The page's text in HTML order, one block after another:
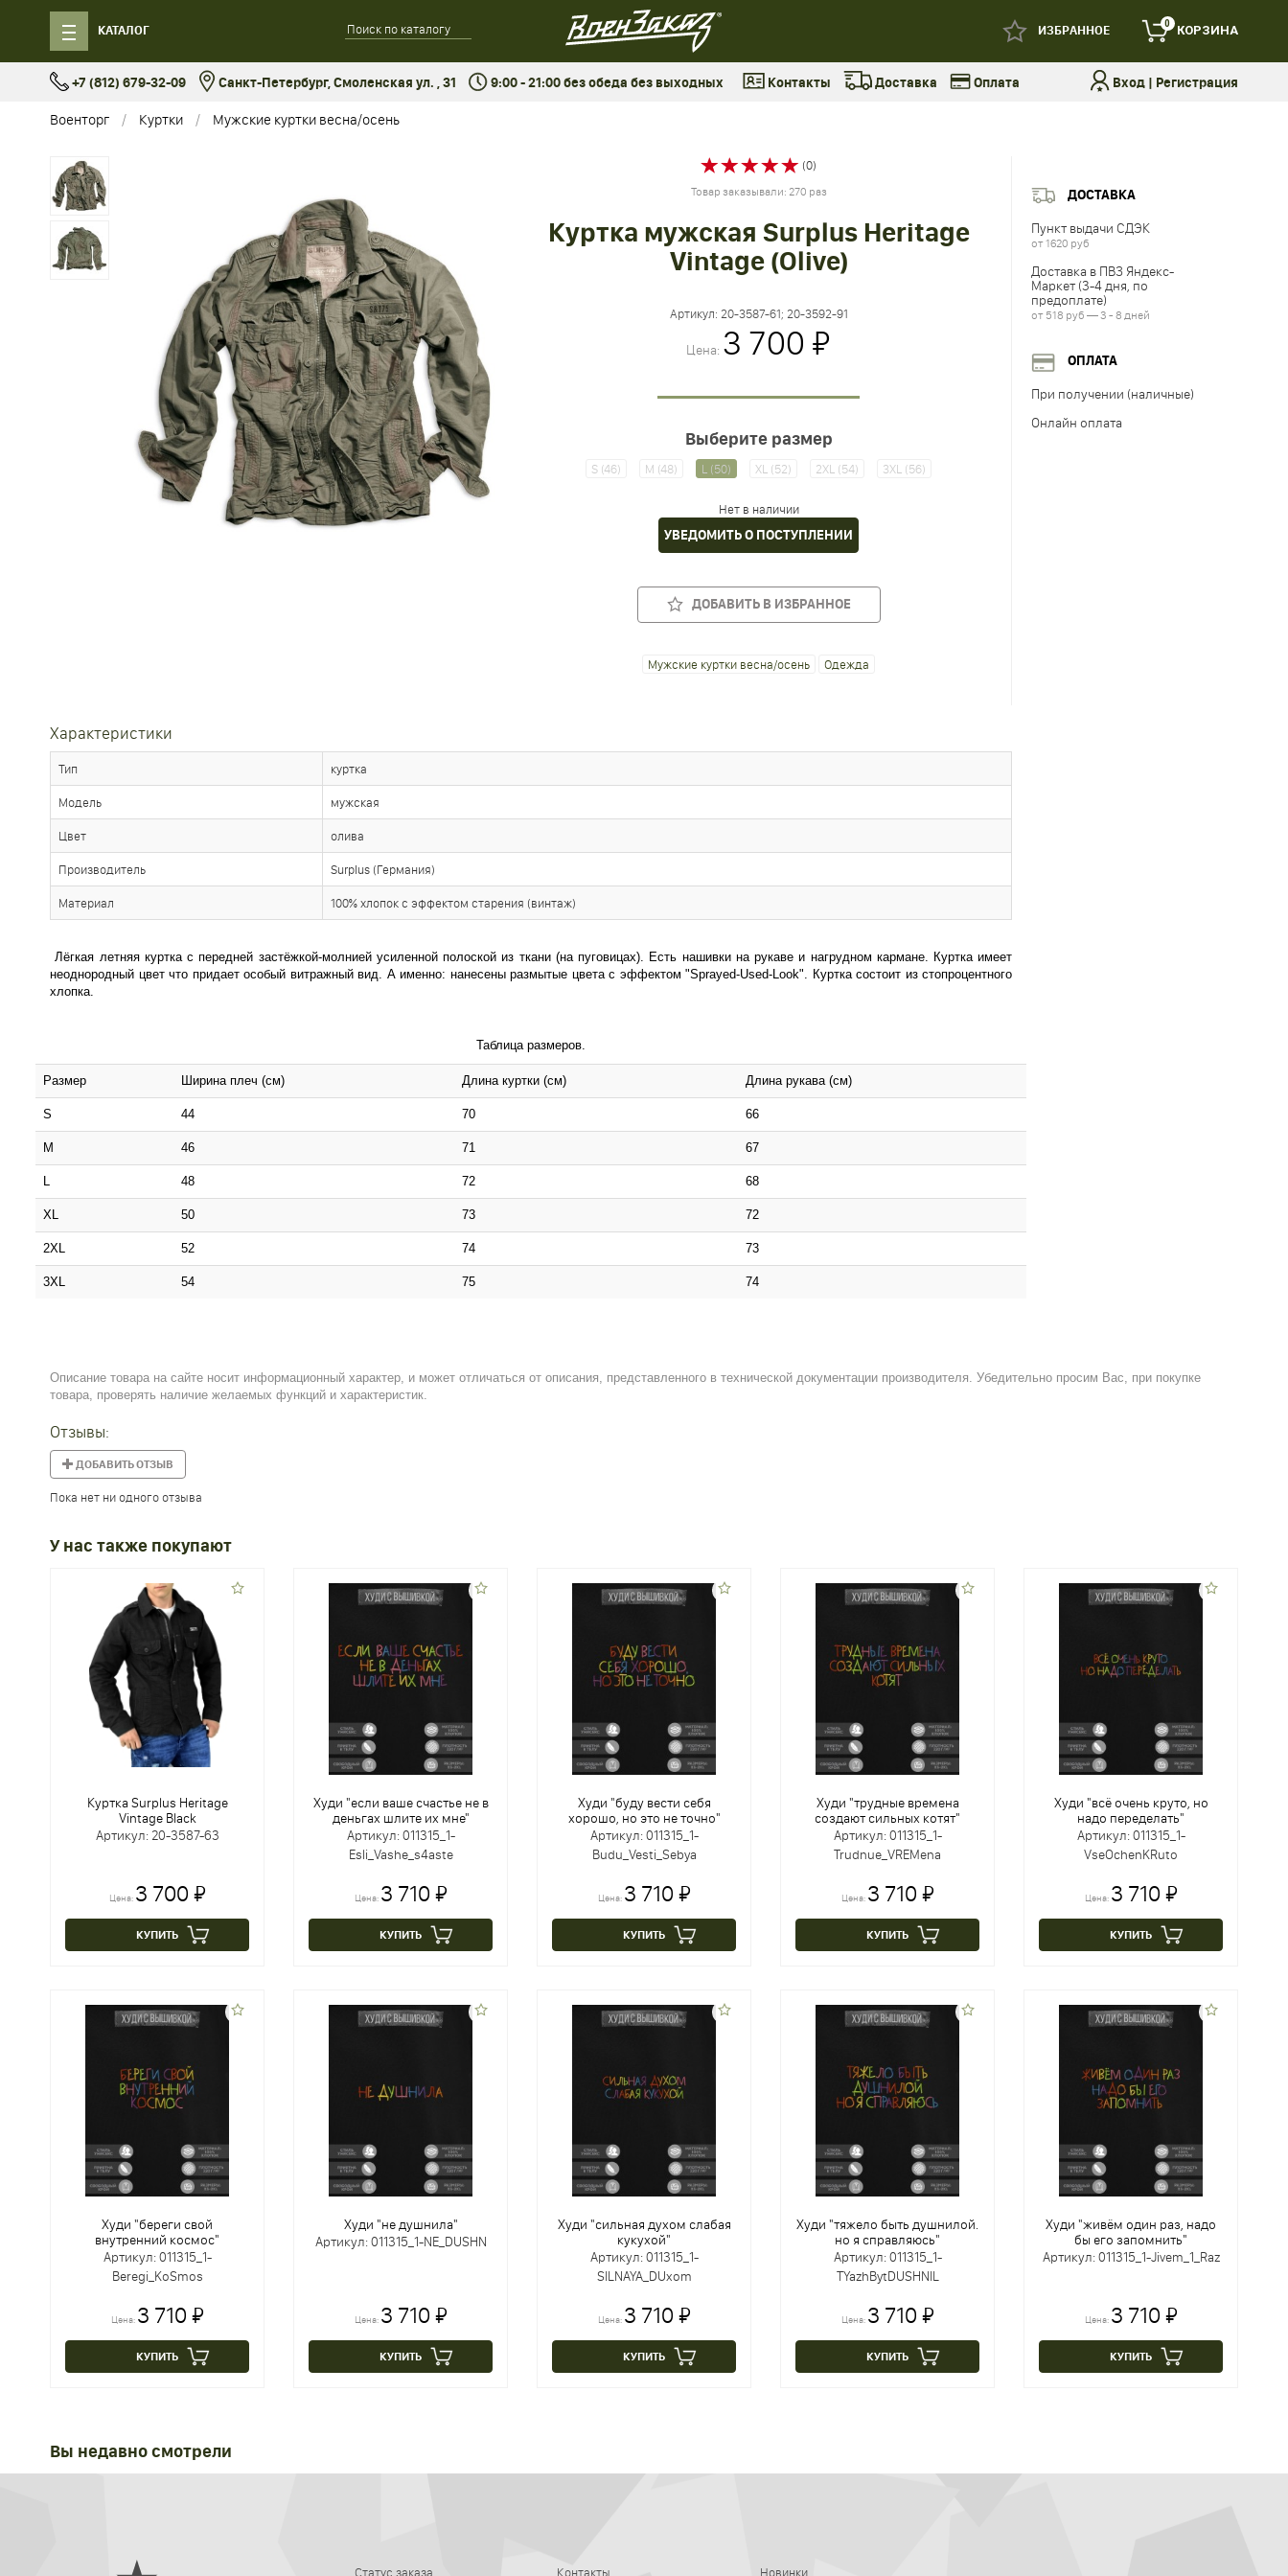
КАТАЛОГ ИЗБРАННОЕ 0 КОРЗИНА
+7 (812) 679-32-09 Санкт-Петербург, Смоленская ул. , 31 9:00 - 21:00 без обеда без выходных Контакты Доставка Оплата Вход| Регистрация
Военторг Куртки Мужские куртки весна/осень
(0)
Товар заказывали: 270 раз
Куртка мужская Surplus Heritage
Vintage (Olive)
Артикул: 20-3587-61; 20-3592-91
Цена: 3 700 ₽
Выберите размер
S (46) M (48) L (50) XL (52) 2XL (54) 3XL (56)
Нет в наличии
УВЕДОМИТЬ О ПОСТУПЛЕНИИ
ДОБАВИТЬ В ИЗБРАННОЕ
Мужские куртки весна/осень Одежда
ДОСТАВКА
Пункт выдачи СДЭК
от 1620 руб
Доставка в ПВЗ Яндекс-
Маркет (3-4 дня, по
предоплате)
от 518 руб — 3 - 8 дней
ОПЛАТА
При получении (наличные)
Онлайн оплата
Характеристики
Тип куртка
Модель мужская
Цвет олива
Производитель Surplus (Германия)
Материал 100% хлопок с эффектом старения (винтаж)
Лёгкая летняя куртка с передней застёжкой-молнией усиленной полоской из ткани (на пуговицах). Есть нашивки на рукаве и нагрудном кармане. Куртка имеет
неоднородный цвет что придает особый витражный вид. А именно: нанесены размытые цвета c эффектом "Sprayed-Used-Look". Куртка состоит из стопроцентного
хлопка.
Таблица размеров.
Размер Ширина плеч (см) Длина куртки (см) Длина рукава (см)
S 44 70 66
M 46 71 67
48 72 68
XL 50 73 72
2XL 52 74 73
3XL 54 75 74
Описание товара на сайте носит информационный характер, и может отличаться от описания, представленного в технической документации производителя. Убедительно просим Вас, при покупке
товара, проверять наличие желаемых функций и характеристик.
Отзывы:
ДОБАВИТЬ ОТЗЫВ
Пока нет ни одного отзыва
У нас также покупают
Куртка Surplus Heritage
Vintage Black
Артикул: 20-3587-63
Цена: 3 700 ₽
КУПИТЬ
Худи "если ваше счастье не в
деньгах шлите их мне"
Артикул: 011315_1-
Esli_Vashe_s4aste
Цена: 3 710 ₽
КУПИТЬ
Худи "буду вести себя
хорошо, но это не точно"
Артикул: 011315_1-
Budu_Vesti_Sebya
Цена: 3 710 ₽
КУПИТЬ
Худи "трудные времена
создают сильных котят"
Артикул: 011315_1-
Trudnue_VREMena
Цена: 3 710 ₽
КУПИТЬ
Худи "всё очень круто, но
надо переделать"
Артикул: 011315_1-
VseOchenKRuto
Цена: 3 710 ₽
КУПИТЬ
Худи "береги свой
внутренний космос"
Артикул: 011315_1-
Beregi_KoSmos
Цена: 3 710 ₽
КУПИТЬ
Худи "не душнила"
Артикул: 011315_1-NE_DUSHN
Цена: 3 710 ₽
КУПИТЬ
Худи "сильная духом слабая
кукухой"
Артикул: 011315_1-
SILNAYA_DUxom
Цена: 3 710 ₽
КУПИТЬ
Худи "тяжело быть душнилой.
но я справляюсь"
Артикул: 011315_1-
TYazhBytDUSHNIL
Цена: 3 710 ₽
КУПИТЬ
Худи "живём один раз, надо
бы его запомнить"
Артикул: 011315_1-Jivem_1_Raz
Цена: 3 710 ₽
КУПИТЬ
Вы недавно смотрели
Статус заказа Контакты Новинки